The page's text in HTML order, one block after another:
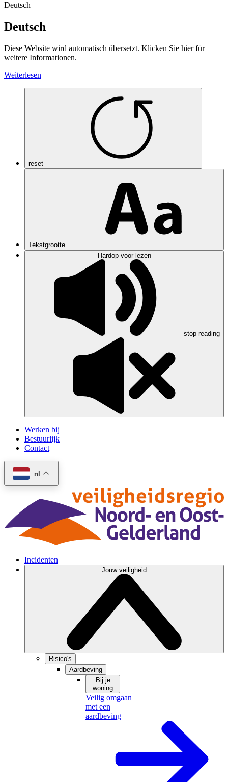
Deutsch
Deutsch
Diese Website wird automatisch übersetzt. Klicken Sie hier für
weitere Informationen.
Weiterlesen
reset
Tekstgrootte
Hardop voor lezen
stop reading
Werken bij
Bestuurlijk
Contact
nl
Incidenten
Jouw veiligheid
Risico's
Aardbeving
Bij je
woning
Veilig omgaan
met een
aardbeving